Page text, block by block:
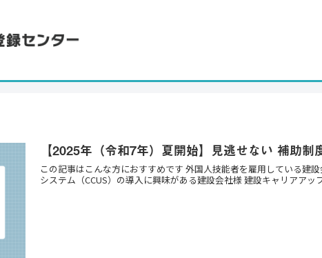
【2025年（令和7年）夏開始】見逃せない 補助
この記事はこんな方におすすめです 外国人技能者を雇用している建
システム（CCUS）の導入に興味がある建設会社様 建設キャリアアッ